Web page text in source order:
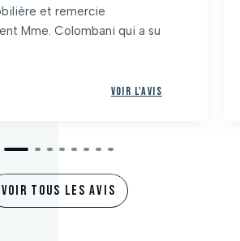
et remercie
Mme. Colombani qui a su
Voir l'avis
VOIR TOUS LES AVIS